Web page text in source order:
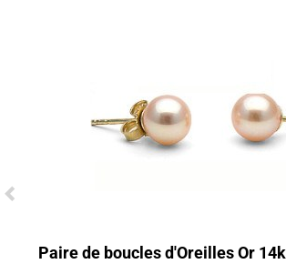
Paire de boucles d'Oreilles Or